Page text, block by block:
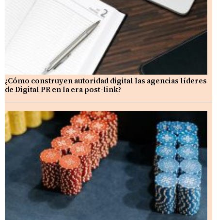
¿Cómo construyen autoridad digital las agencias líderes
de Digital PR en la era post-link?